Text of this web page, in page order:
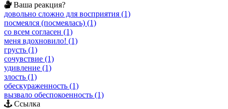
Ваша реакция?
довольно сложно для восприятия (1)
посмеялся (посмеялась) (1)
со всем согласен (1)
меня вдохновило! (1)
грусть (1)
сочувствие (1)
удивление (1)
злость (1)
обескураженность (1)
вызвало обеспокоенность (1)
Ссылка